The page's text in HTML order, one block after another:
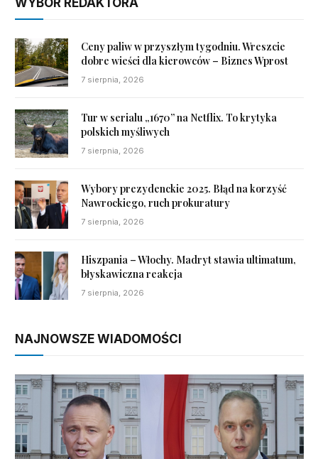
Ceny paliw w przyszłym tygodniu. Wreszcie
dobre wieści dla kierowców – Biznes Wprost
7 sierpnia, 2026
Tur w serialu „1670” na Netflix. To krytyka
polskich myśliwych
7 sierpnia, 2026
Wybory prezydenckie 2025. Błąd na korzyść
Nawrockiego, ruch prokuratury
7 sierpnia, 2026
Hiszpania – Włochy. Madryt stawia ultimatum,
błyskawiczna reakcja
7 sierpnia, 2026
NAJNOWSZE WIADOMOŚCI